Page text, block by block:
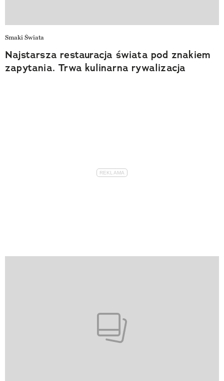
Smaki Świata
Najstarsza restauracja świata pod znakiem
zapytania. Trwa kulinarna rywalizacja